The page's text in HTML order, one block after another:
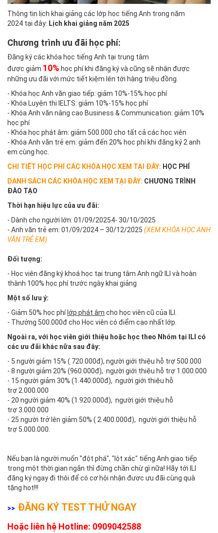
Thông tin lịch khai giảng các lớp học tiếng Anh trong năm
2024 tại đây: Lịch khai giảng năm 2025
Chương trình ưu đãi học phí:
Đăng ký các khóa học tiếng Anh tại trung tâm
được giảm 10% học phí khi đăng ký và cũng sẽ nhận được
những ưu đãi với mức tiết kiệm lên tới hàng triệu đồng.
- Khóa học Anh văn giao tiếp: giảm 10%-15% học phí
- Khóa Luyện thi IELTS: giảm 10%-15% học phí
- Khóa Anh văn nâng cao Business & Communication: giảm 10%
học phí
- Khóa học phát âm: giảm 500.000 cho tất cả các học viên
- Khóa Anh văn trẻ em: giảm đến 20% học phí khi đăng ký 2 anh
em cùng học.
CHI TIẾT HỌC PHÍ CÁC KHÓA HỌC XEM TẠI ĐÂY: HỌC PHÍ
DANH SÁCH CÁC KHÓA HỌC XEM TẠI ĐÂY: CHƯƠNG TRÌNH
ĐÀO TẠO
Thời hạn hiệu lực của ưu đãi:
- Dành cho người lớn: 01/09/20254- 30/10/2025
- Anh văn trẻ em: 01/09/2024 – 30/12/2025 (XEM KHÓA HỌC ANH
VĂN TRẺ EM)
Đối tượng:
- Học viên đăng ký khoá học tại trung tâm Anh ngữ ILI và hoàn
thành 100% học phí trước ngày khai giảng
Một số lưu ý:
- Giảm 50% học phí lớp phát âm cho học viên cũ của ILI.
- Thưởng 500.000đ cho Học viên có điểm cao nhất lớp.
Ngoài ra, với học viên giới thiệu hoặc học theo Nhóm tại ILI có
các ưu đãi khác nữa sau đây:
- 5 người giảm 15% ( 720.000đ), người giới thiệu hỗ trợ 500.000
- 8 người giảm 20% (960.000đ), người giới thiệu hỗ trợ 1.000.000
- 15 người giảm 30% (1.440.000đ), người giới thiệu hỗ
trợ 2.000.000
- 20 người giảm 40% (1.920.000đ), người giới thiệu hỗ
trợ 3.000.000
- 25 người trở lên giảm 50% ( 2.400.000đ), người giới thiệu hỗ
trợ 5.000.000.
Nếu bạn là người muốn "đột phá", "lột xác" tiếng Anh giao tiếp
trong một thời gian ngắn thì đừng chần chừ gì nữa! Hãy tới ILI
đăng ký ngay đi thôi để có cơ hội nhận được ưu đãi cùng quà
tặng hot!!!
>> ĐĂNG KÝ TEST THỬ NGAY
Hoặc liên hệ Hotline: 0909042588